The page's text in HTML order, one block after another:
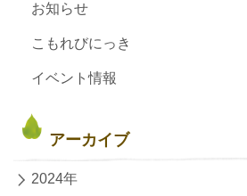
お知らせ
こもれびにっき
イベント情報
アーカイブ
2024年